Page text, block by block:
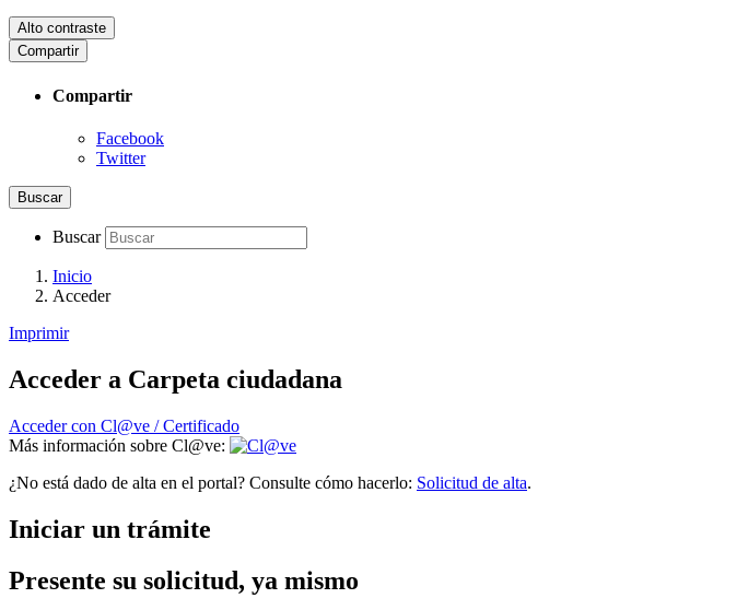
Alto contraste
Compartir
Compartir
Facebook
Twitter
Buscar
Buscar
Inicio
Acceder
Imprimir
Acceder a Carpeta ciudadana
Acceder con Cl@ve / Certificado
Más información sobre Cl@ve:
¿No está dado de alta en el portal? Consulte cómo hacerlo: Solicitud de alta.
Iniciar un trámite
Presente su solicitud, ya mismo